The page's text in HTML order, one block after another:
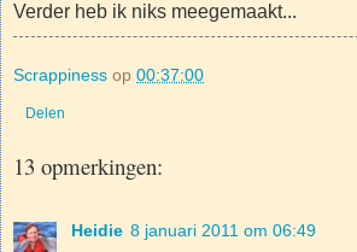
Verder heb ik niks meegemaakt...
Scrappiness op 00:37:00
Delen
13 opmerkingen:
Heidie 8 januari 2011 om 06:49